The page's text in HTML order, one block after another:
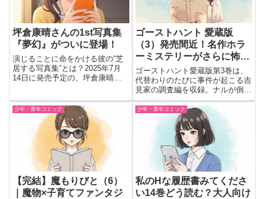
坪倉康晴さんの1st写真集
『夢幻』がついに登場！
演じることに命をかける彼の“芝
居する写真集”とは？2025年7月
14日に発売予定の、坪倉康晴さ
でも“演じる”という新しい挑戦に
踏み込んでるって聞いて、もうド
キドキが止まらない…！鳥...
ゴーストハント 愛蔵版
（3）発売間近！名作ホラ
ーミステリーがさらに怖く
て面白くなる予感…👻📚
ゴーストハント愛蔵版第3巻は、
代替わりのたびに事件が起こる吉
見家の調査編を収録。ナルが倒れ
る異常事態と描き下ろし原作付き
の名エピソードが楽しめる一冊。
少年・青年コミック
【完結】魔もりびと（6）
｜魔物×子育てファンタジ
少年・青年コミック
私のHな履歴書みてくださ
い14巻どう読む？大人向け